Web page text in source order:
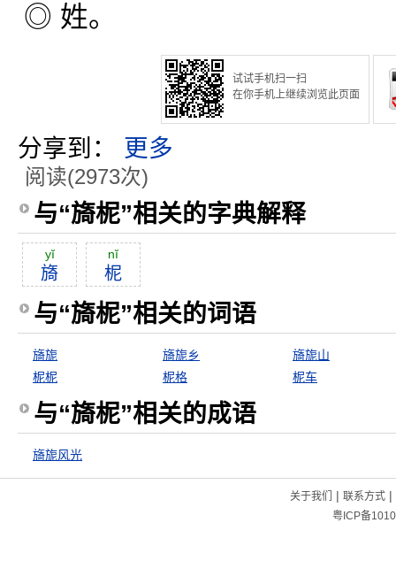
◎ 姓。
试试手机扫一扫
在你手机上继续浏览此页面
分享到： 更多
阅读(2973次)
与“旖柅”相关的字典解释
yĭ
旖
nĭ
柅
与“旖柅”相关的词语
旖旎 旖旎乡
旖旎山
柅柅
柅格 柅车
与“旖柅”相关的成语
旖旎风光
关于我们 | 联系方式|
粤ICP备